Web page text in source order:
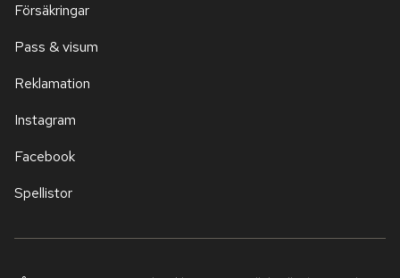
Försäkringar
Pass & visum
Reklamation
Instagram
Facebook
Spellistor